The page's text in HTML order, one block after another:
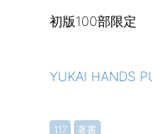
初版100部限定
YUKAI HANDS
117 著書